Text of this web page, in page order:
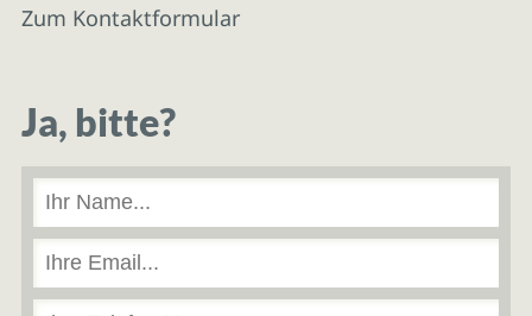
Zum Kontaktformular
Ja, bitte?